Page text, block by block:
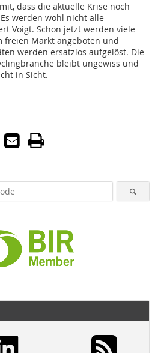
dass die aktuelle Krise noch
werden wohl nicht alle
Voigt. Schon jetzt werden viele
freien Markt angeboten und
werden ersatzlos aufgelöst. Die
bleibt ungewiss und
in Sicht.